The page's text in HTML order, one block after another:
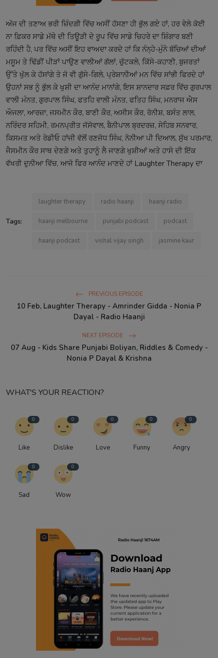
ਅੱਜ ਦੀ ਤਣਾਅ ਭਰੀ ਜ਼ਿੰਦਗੀ ਵਿੱਚ ਅਸੀਂ ਹੱਸਣਾ ਹੀ ਭੁੱਲ ਗਏ ਹਾਂ, ਹਰ ਵੇਲੇ ਕੋਈ
ਨਾ ਫ਼ਿਕਰ ਸਾਡੇ ਮੱਥੇ ਦੀ ਤਿਊੜੀ ਦੇ ਰੂਪ ਵਿੱਚ ਸਾਡੇ ਚਿਹਰੇ ਦਾ ਸ਼ਿੰਗਾਰ ਬਣੀ
ਰਹਿੰਦੀ ਹੈ, ਪਰ ਵਿੱਚ ਅਸੀਂ ਇਹ ਵਾਅਦਾ ਕਰਦੇ ਹਾਂ ਕਿ ਨੰਨ੍ਹੇ-ਮੁੰਨੇ ਬੱਚਿਆਂ ਦੀਆਂ
ਮਸੂਮ ਤੇ ਢਿੱਡੀਂ ਪੀੜਾਂ ਪਾਉਣ ਵਾਲੀਆਂ ਗੱਲਾਂ, ਚੁੱਟਕਲੇ, ਕਿੱਸੇ-ਕਹਾਣੀ, ਬੁਜਰਤਾਂ
ਉੱਤੇ ਖੁੱਲ ਕੇ ਹੱਸਾਂਗੇ ਤੇ ਜੋ ਵੀ ਗੁੱਸੇ-ਗਿਲੇ, ਪ੍ਰੇਸ਼ਾਨੀਆਂ ਮਨ ਵਿੱਚ ਸਾਂਭੀ ਫਿਰਦੇ ਹਾਂ
ਉਹਨਾਂ ਸਭ ਨੂੰ ਭੁੱਲ ਕੇ ਖੁਸ਼ੀ ਦਾ ਆਨੰਦ ਮਾਨਾਂਗੇ, ਇਸ ਸ਼ਾਨਦਾਰ ਸਫ਼ਰ ਵਿੱਚ ਗੁਰਪਾਲ
ਵਾਲੀ ਮੰਨਤ, ਗੁਰਪਾਲ ਸਿੰਘ, ਫਤਹਿ ਵਾਲੀ ਮੰਨਤ, ਫਤਿਹ ਸਿੰਘ, ਮਨਰਾਜ ਐਸ
ਔਜਲਾ, ਆਰਜ਼ਾ, ਜਸਮੀਨ ਕੌਰ, ਬਾਣੀ ਕੌਰ, ਅਸੀਸ ਕੌਰ, ਰੋਨੀਸ਼, ਬਸੰਤ ਲਾਲ,
ਨਰਿੰਦਰ ਸਹਿਮੀ, ਰਮਨਪ੍ਰੀਤ ਜੱਸੋਵਾਲ, ਬੈਨੀਪਾਲ ਬ੍ਰਦਰਜ਼, ਸੇਹਿਬ ਸਨਵਾਰ,
ਕਿਸਮਤ ਅਤੇ ਰੇਡੀਓ ਹਾਂਜੀ ਵੱਲੋਂ ਰਣਜੋਧ ਸਿੰਘ, ਨੋਨੀਆ ਪੀ ਦਿਆਲ, ਸੁੱਖ ਪਰਮਾਰ,
ਜੈਸਮੀਨ ਕੌਰ ਸਾਥ ਦੇਣਗੇ ਅਤੇ ਤੁਹਾਨੂੰ ਲੈ ਜਾਣਗੇ ਖੁਸ਼ੀਆਂ ਅਤੇ ਹਾਸੇ ਦੀ ਇੱਕ
ਵੱਖਰੀ ਦੁਨੀਆ ਵਿੱਚ, ਆਜੋ ਫਿਰ ਆਨੰਦ ਮਾਣਦੇ ਹਾਂ Laughter Therapy ਦਾ
Tags:
laughter therapy radio haanji haanji radio
haanji melbourne punjabi podcast podcast
haanji podcast vishal vijay singh jasmine kaur
PREVIOUS EPISODE
10 Feb, Laughter Therapy - Amrinder Gidda - Nonia P
Dayal - Radio Haanji
NEXT EPISODE
07 Aug - Kids Share Punjabi Boliyan, Riddles & Comedy -
Nonia P Dayal & Krishna
WHAT'S YOUR REACTION?
0
Like
0
Dislike
0
Love
0
Funny
0
Angry
0
Sad
0
Wow